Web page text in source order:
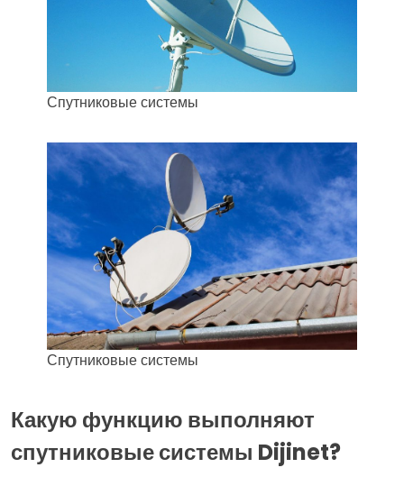
Спутниковые системы
Спутниковые системы
Какую функцию выполняют
спутниковые системы Dijinet?